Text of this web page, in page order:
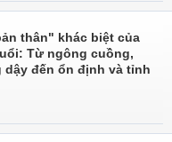
thân" khác biệt của
Từ ngông cuồng,
dậy đến ổn định và tỉnh